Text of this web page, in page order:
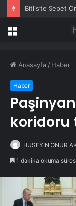
Bitlis’te Sepet
Menü
Anasayfa / Haber
Haber
koridoru
HÜSEYİN ONUR
1 dakika okuma süresi